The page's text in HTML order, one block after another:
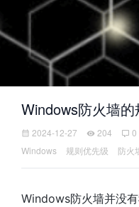
Windows防火墙
2024-12-27 204 0
Windows
规则优先级 防火
Windows防火墙并没